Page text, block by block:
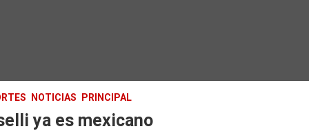
NOTICIAS PRINCIPAL
ya es mexicano